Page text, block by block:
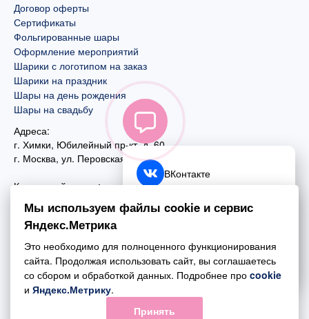
Договор оферты
Сертификаты
Фольгированные шары
Оформление мероприятий
Шарики с логотипом на заказ
Шарики на праздник
Шары на день рождения
Шары на свадьбу
Адреса:
г. Химки, Юбилейный пр-кт, д. 60
г. Москва, ул. Перовская, д. 59
Контактный номер:
+7 (495) 970-44-75
Почта:
mail@esta-fiesta.ru
Режим работы интернет-магазина:
ПН-ВС с 09:00 до 21:00
ВКонтакте
Telegram
Обратный звонок
Мы используем файлы cookie и сервис
Яндекс.Метрика
Это необходимо для полноценного функционирования
сайта. Продолжая использовать сайт, вы соглашаетесь
со сбором и обработкой данных. Подробнее про cookie
и Яндекс.Метрику.
Принять